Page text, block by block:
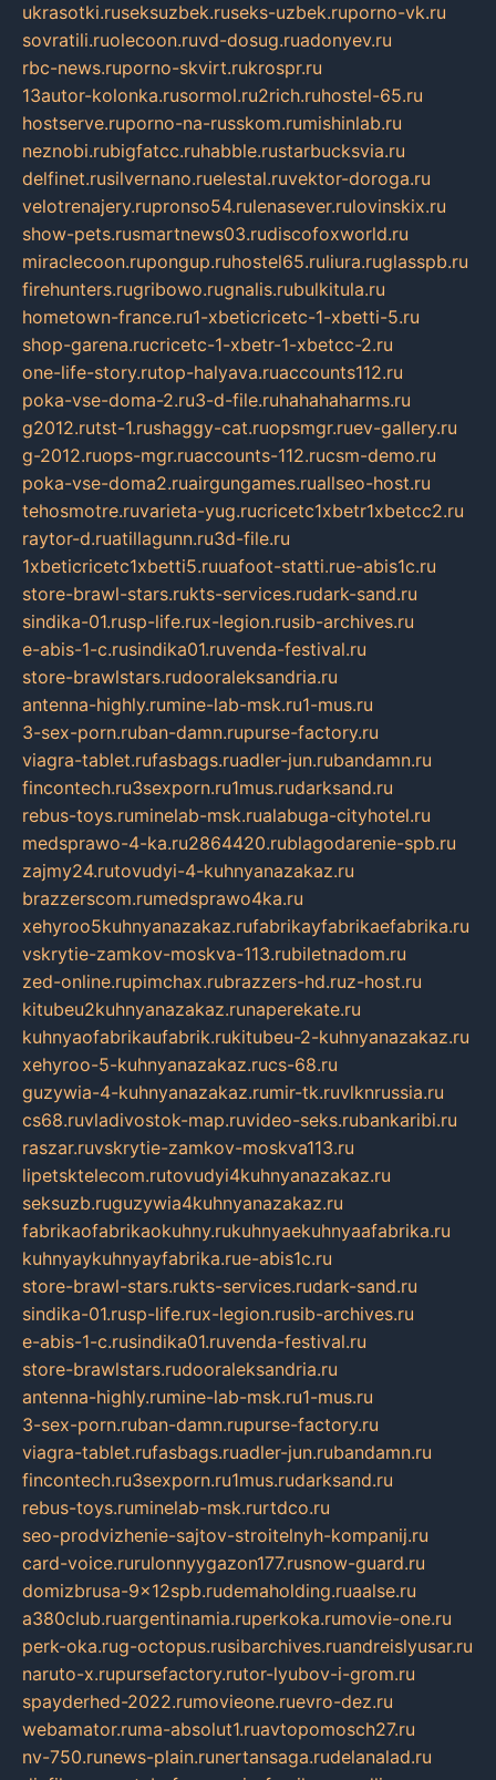
ukrasotki.ruseksuzbek.ruseks-uzbek.ruporno-vk.ru
sovratili.ruolecoon.ruvd-dosug.ruadonyev.ru
rbc-news.ruporno-skvirt.rukrospr.ru
13autor-kolonka.rusormol.ru2rich.ruhostel-65.ru
hostserve.ruporno-na-russkom.rumishinlab.ru
neznobi.rubigfatcc.ruhabble.rustarbucksvia.ru
delfinet.rusilvernano.ruelestal.ruvektor-doroga.ru
velotrenajery.rupronso54.rulenasever.rulovinskix.ru
show-pets.rusmartnews03.rudiscofoxworld.ru
miraclecoon.rupongup.ruhostel65.ruliura.ruglasspb.ru
firehunters.rugribowo.rugnalis.rubulkitula.ru
hometown-france.ru1-xbeticricetc-1-xbetti-5.ru
shop-garena.rucricetc-1-xbetr-1-xbetcc-2.ru
one-life-story.rutop-halyava.ruaccounts112.ru
poka-vse-doma-2.ru3-d-file.ruhahahaharms.ru
g2012.rutst-1.rushaggy-cat.ruopsmgr.ruev-gallery.ru
g-2012.ruops-mgr.ruaccounts-112.rucsm-demo.ru
poka-vse-doma2.ruairgungames.ruallseo-host.ru
tehosmotre.ruvarieta-yug.rucricetc1xbetr1xbetcc2.ru
raytor-d.ruatillagunn.ru3d-file.ru
1xbeticricetc1xbetti5.ruuafoot-statti.rue-abis1c.ru
store-brawl-stars.rukts-services.rudark-sand.ru
sindika-01.rusp-life.rux-legion.rusib-archives.ru
e-abis-1-c.rusindika01.ruvenda-festival.ru
store-brawlstars.rudooraleksandria.ru
antenna-highly.rumine-lab-msk.ru1-mus.ru
3-sex-porn.ruban-damn.rupurse-factory.ru
viagra-tablet.rufasbags.ruadler-jun.rubandamn.ru
fincontech.ru3sexporn.ru1mus.rudarksand.ru
rebus-toys.ruminelab-msk.rualabuga-cityhotel.ru
medsprawo-4-ka.ru2864420.rublagodarenie-spb.ru
zajmy24.rutovudyi-4-kuhnyanazakaz.ru
brazzerscom.rumedsprawo4ka.ru
xehyroo5kuhnyanazakaz.rufabrikayfabrikaefabrika.ru
vskrytie-zamkov-moskva-113.rubiletnadom.ru
zed-online.rupimchax.rubrazzers-hd.ruz-host.ru
kitubeu2kuhnyanazakaz.runaperekate.ru
kuhnyaofabrikaufabrik.rukitubeu-2-kuhnyanazakaz.ru
xehyroo-5-kuhnyanazakaz.rucs-68.ru
guzywia-4-kuhnyanazakaz.rumir-tk.ruvlknrussia.ru
cs68.ruvladivostok-map.ruvideo-seks.rubankaribi.ru
raszar.ruvskrytie-zamkov-moskva113.ru
lipetsktelecom.rutovudyi4kuhnyanazakaz.ru
seksuzb.ruguzywia4kuhnyanazakaz.ru
fabrikaofabrikaokuhny.rukuhnyaekuhnyaafabrika.ru
kuhnyaykuhnyayfabrika.rue-abis1c.ru
store-brawl-stars.rukts-services.rudark-sand.ru
sindika-01.rusp-life.rux-legion.rusib-archives.ru
e-abis-1-c.rusindika01.ruvenda-festival.ru
store-brawlstars.rudooraleksandria.ru
antenna-highly.rumine-lab-msk.ru1-mus.ru
3-sex-porn.ruban-damn.rupurse-factory.ru
viagra-tablet.rufasbags.ruadler-jun.rubandamn.ru
fincontech.ru3sexporn.ru1mus.rudarksand.ru
rebus-toys.ruminelab-msk.rurtdco.ru
seo-prodvizhenie-sajtov-stroitelnyh-kompanij.ru
card-voice.rurulonnyygazon177.rusnow-guard.ru
domizbrusa-9x12spb.rudemaholding.ruaalse.ru
a380club.ruargentinamia.ruperkoka.rumovie-one.ru
perk-oka.rug-octopus.rusibarchives.ruandreislyusar.ru
naruto-x.rupursefactory.rutor-lyubov-i-grom.ru
spayderhed-2022.rumovieone.ruevro-dez.ru
webamator.ruma-absolut1.ruavtopomosch27.ru
nv-750.runews-plain.runertansaga.rudelanalad.ru